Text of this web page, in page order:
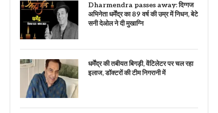
Dharmendra passes away: दिग्गज
अभिनेता धर्मेंद्र का 89 वर्ष की उम्र में निधन, बेटे
सनी देओल ने दी मुखाग्नि
धर्मेंद्र की तबीयत बिगड़ी, वेंटिलेटर पर चल रहा
इलाज, डॉक्टरों की टीम निगरानी में